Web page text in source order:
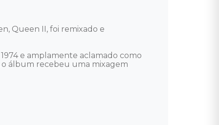
Queen II, foi remixado e
e amplamente aclamado como
o álbum recebeu uma mixagem